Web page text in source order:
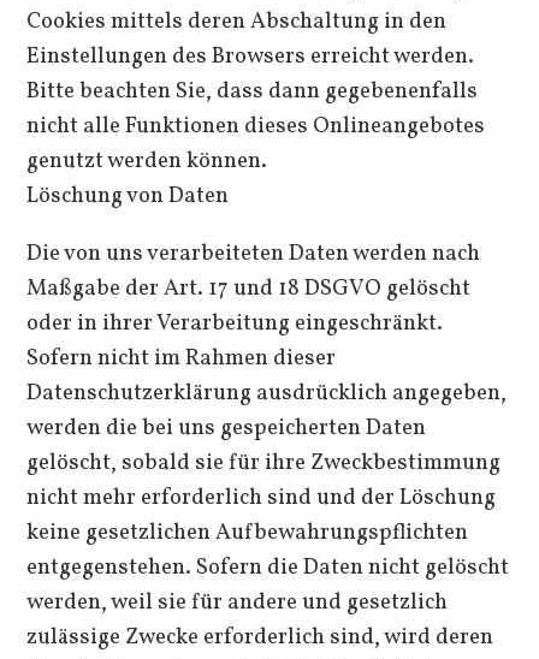
Cookies mittels deren Abschaltung in den
Einstellungen des Browsers erreicht werden.
Bitte beachten Sie, dass dann gegebenenfalls
nicht alle Funktionen dieses Onlineangebotes
genutzt werden können.
Löschung von Daten
Die von uns verarbeiteten Daten werden nach
Maßgabe der Art. 17 und 18 DSGVO gelöscht
oder in ihrer Verarbeitung eingeschränkt.
Sofern nicht im Rahmen dieser
Datenschutzerklärung ausdrücklich angegeben,
werden die bei uns gespeicherten Daten
gelöscht, sobald sie für ihre Zweckbestimmung
nicht mehr erforderlich sind und der Löschung
keine gesetzlichen Aufbewahrungspflichten
entgegenstehen. Sofern die Daten nicht gelöscht
werden, weil sie für andere und gesetzlich
zulässige Zwecke erforderlich sind, wird deren